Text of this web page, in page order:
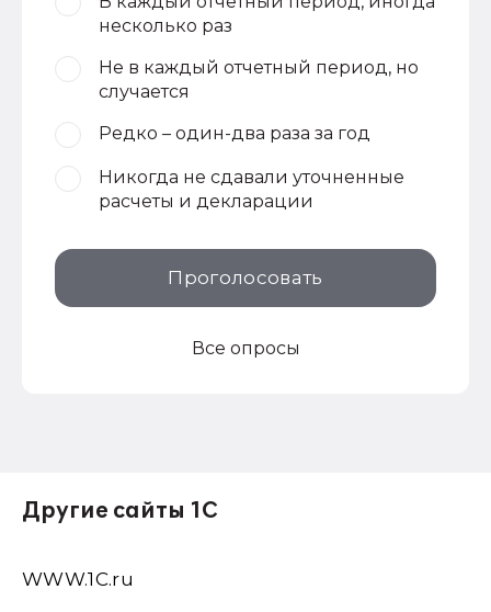
несколько раз
Не в каждый отчетный период, но
случается
Редко – один-два раза за год
Никогда не сдавали уточненные
расчеты и декларации
Проголосовать
Все опросы
Другие сайты 1С
WWW.1С.ru